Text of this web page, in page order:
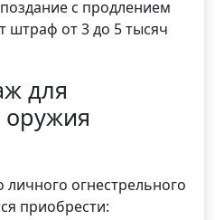
с продлением
штраф от 3 до 5 тысяч
для
оружия
личного огнестрельного
приобрести: